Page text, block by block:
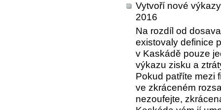
Vytvoří nové
2016
Na rozdíl od
existovaly definice
v Kaskádě pouze
výkazu zisku a
Pokud patříte mezi
ve zkráceném
nezoufejte,